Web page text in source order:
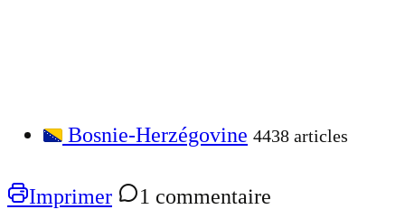
Bosnie-Herzégovine 4438 articles
Imprimer
1 commentaire